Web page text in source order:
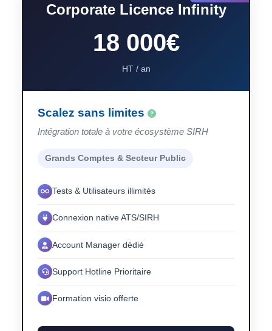
Corporate Licence Infinity
18 000€
HT / an
Scalez sans limites
Intégration totale à votre écosystème SIRH
Grands Comptes & Secteur Public
Tests & Utilisateurs illimités
Connexion native ATS/SIRH
Account Manager dédié
Support Hotline Prioritaire
Formation visio offerte